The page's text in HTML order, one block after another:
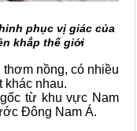
phục vị giác của
khắp thế giới
thơm nồng, có nhiều
khác nhau.
từ khu vực Nam
Đông Nam Á.